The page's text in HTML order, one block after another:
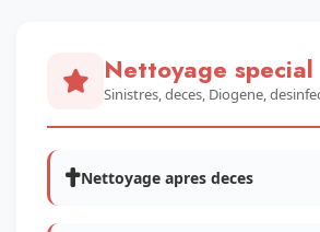
Nettoyage special
Sinistres, deces, Diogene,
Nettoyage apres deces